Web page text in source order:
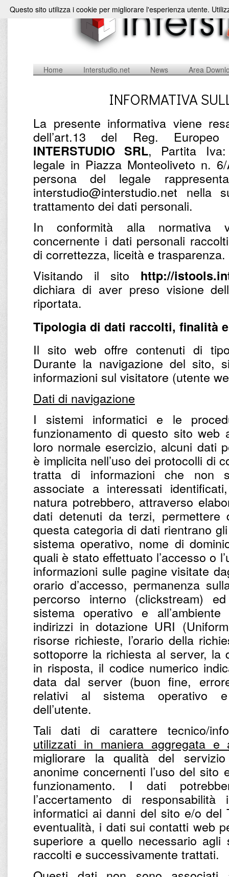
Home Interstudio.net News Area
INFORMATIVA
La presente informativa viene
dell’art.13 del Reg.
INTERSTUDIO SRL, Partita Iva:
legale in Piazza Monteoliveto n.
persona del legale
interstudio@interstudio.net
trattamento dei dati personali.
In conformità alla normativa
concernente i dati personali
di correttezza, liceità e trasparenza.
Visitando il sito http://
dichiara di aver preso visione
riportata.
Tipologia di dati raccolti, finalità
Il sito web offre contenuti di
Durante la navigazione del sito,
informazioni sul visitatore (utente
Dati di navigazione
I sistemi informatici e le
funzionamento di questo sito web
loro normale esercizio, alcuni dati
è implicita nell’uso dei protocolli di
tratta di informazioni che non
associate a interessati
natura potrebbero, attraverso
dati detenuti da terzi,
questa categoria di dati rientrano
sistema operativo, nome di
quali è stato effettuato l’accesso o
informazioni sulle pagine visitate
orario d’accesso, permanenza
percorso interno (clickstream)
sistema operativo e all’ambiente
indirizzi in dotazione URI
risorse richieste, l’orario della
sottoporre la richiesta al server, la
in risposta, il codice numerico
data dal server (buon fine,
relativi al sistema operativo e
dell’utente.
Tali dati di carattere tecnico/
utilizzati in maniera aggregata e
migliorare la qualità del
anonime concernenti l’uso del
funzionamento. I dati
l’accertamento di
informatici ai danni del sito e/o del
eventualità, i dati sui contatti web
superiore a quello necessario
raccolti e successivamente trattati.
Questo sito utilizza i cookie per migliorare l'esperienza utente.